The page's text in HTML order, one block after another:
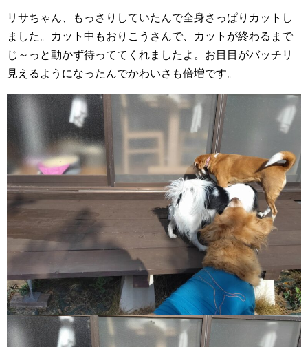
リサちゃん、もっさりしていたんで全身さっぱりカットし
ました。カット中もおりこうさんで、カットが終わるまで
じ～っと動かず待っててくれましたよ。お目目がバッチリ
見えるようになったんでかわいさも倍増です。